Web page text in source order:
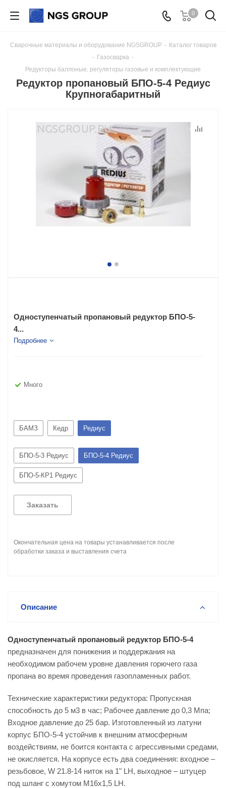
0
Сварочные материалы и оборудование NGSGROUP - Каталог товаров
- Газосварка -
Редукторы баллоные, регуляторы газовые и комплектующие
Редуктор пропановый БПО-5-4 Редиус
Крупногабаритный
Одноступенчатый пропановый редуктор БПО-5-
4...
Подробнее
Много
БАМЗ Кедр Редиус
БПО-5-3 Редиус БПО-5-4 Редиус
БПО-5-КР1 Редиус
Заказать
Окончательная цена на товары устанавливается после
обработки заказа и выставления счета
Описание
Одноступенчатый пропановый редуктор БПО-5-4
предназначен для понижения и поддержания на
необходимом рабочем уровне давления горючего газа
пропана во время проведения газопламенных работ.
Технические характеристики редуктора: Пропускная
способность до 5 м3 в час; Рабочее давление до 0,3 Мпа;
Входное давление до 25 бар. Изготовленный из латуни
корпус БПО-5-4 устойчив к внешним атмосферным
воздействиям, не боится контакта с агрессивными средами,
не окисляется. На корпусе есть два соединения: входное –
резьбовое, W 21.8-14 ниток на 1" LH, выходное – штуцер
под шланг с хомутом М16х1,5 LH.